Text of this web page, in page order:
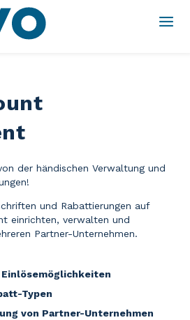
der händischen Verwaltung und
und Rabattierungen auf
einrichten, verwalten und
Partner-Unternehmen.
Typen
von Partner-Unternehmen